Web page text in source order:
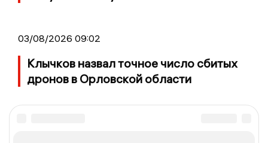
03/08/2026 09:02
Клычков назвал точное число сбитых
дронов в Орловской области